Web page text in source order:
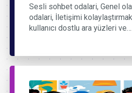
Sesli sohbet odalari, Genel
odalari, İletişimi
kullanıcı dostlu ara yüzleri ve…